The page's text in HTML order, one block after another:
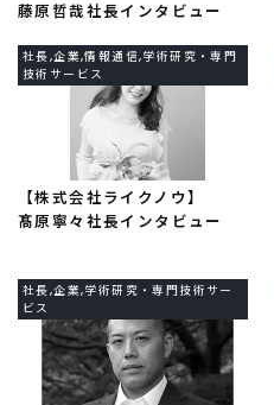
藤原哲哉社長インタビュー
社長,企業,情報通信,学術研究・専門
技術サービス
【株式会社ライクノウ】
髙原寧々社長インタビュー
社長,企業,学術研究・専門技術サー
ビス